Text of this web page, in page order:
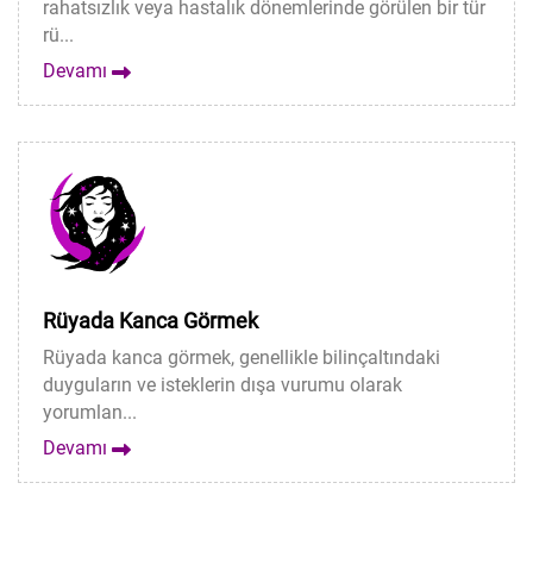
rahatsızlık veya hastalık dönemlerinde görülen bir tür
rü...
Devamı
Rüyada Kanca Görmek
Rüyada kanca görmek, genellikle bilinçaltındaki
duyguların ve isteklerin dışa vurumu olarak
yorumlan...
Devamı